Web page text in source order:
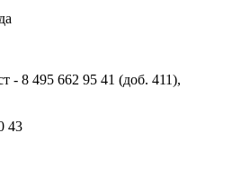
- 8 495 662 95 41 (доб. 411),
43